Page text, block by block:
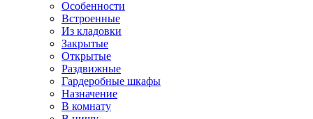
Особенности
Встроенные
Из кладовки
Закрытые
Открытые
Раздвижные
Гардеробные шкафы
Назначение
В комнату